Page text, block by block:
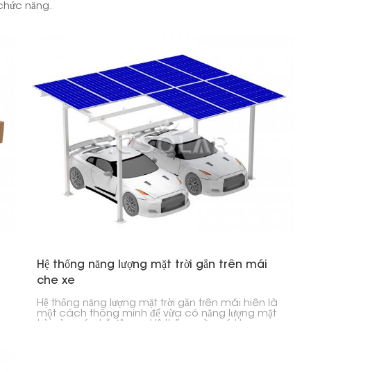
năng.
Hệ thống năng lượng mặt trời gắn trên mái
che xe
Hệ thống năng lượng mặt trời gắn trên mái hiên là
một cách thông minh để vừa có năng lượng mặt